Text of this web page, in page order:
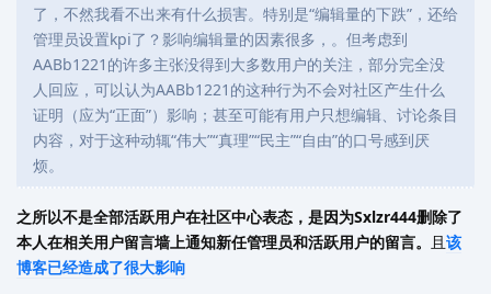
了，不然我看不出来有什么损害。特别是“编辑量的下跌”，还给
管理员设置kpi了？影响编辑量的因素很多，。但考虑到
AABb1221的许多主张没得到大多数用户的关注，部分完全没
人回应，可以认为AABb1221的这种行为不会对社区产生什么
证明（应为“正面”）影响；甚至可能有用户只想编辑、讨论条目
内容，对于这种动辄“伟大”“真理”“民主”“自由”的口号感到厌
烦。
之所以不是全部活跃用户在社区中心表态，是因为Sxlzr444删除了
本人在相关用户留言墙上通知新任管理员和活跃用户的留言。
且该
博客已经造成了很大影响